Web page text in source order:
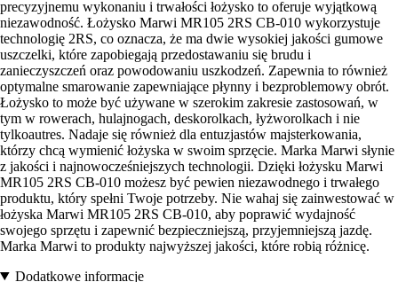
precyzyjnemu wykonaniu i trwałości łożysko to oferuje wyjątkową
niezawodność. Łożysko Marwi MR105 2RS CB-010 wykorzystuje
technologię 2RS, co oznacza, że ma dwie wysokiej jakości gumowe
uszczelki, które zapobiegają przedostawaniu się brudu i
zanieczyszczeń oraz powodowaniu uszkodzeń. Zapewnia to również
optymalne smarowanie zapewniające płynny i bezproblemowy obrót.
Łożysko to może być używane w szerokim zakresie zastosowań, w
tym w rowerach, hulajnogach, deskorolkach, łyżworolkach i nie
tylkoautres. Nadaje się również dla entuzjastów majsterkowania,
którzy chcą wymienić łożyska w swoim sprzęcie. Marka Marwi słynie
z jakości i najnowocześniejszych technologii. Dzięki łożysku Marwi
MR105 2RS CB-010 możesz być pewien niezawodnego i trwałego
produktu, który spełni Twoje potrzeby. Nie wahaj się zainwestować w
łożyska Marwi MR105 2RS CB-010, aby poprawić wydajność
swojego sprzętu i zapewnić bezpieczniejszą, przyjemniejszą jazdę.
Marka Marwi to produkty najwyższej jakości, które robią różnicę.
Dodatkowe informacje